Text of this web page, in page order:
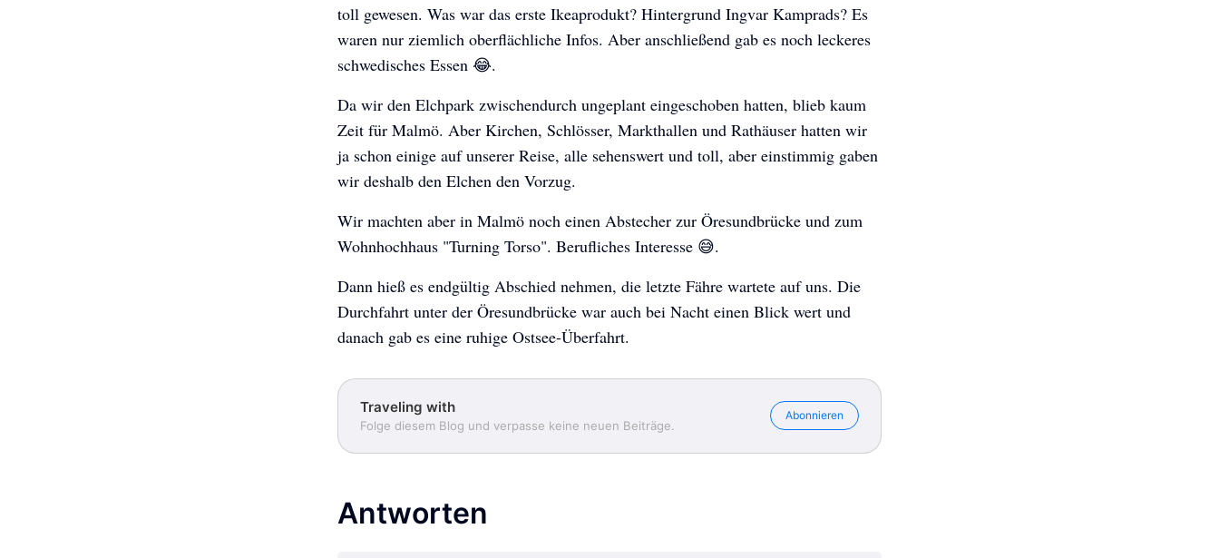
toll gewesen. Was war das erste Ikeaprodukt? Hintergrund Ingvar Kamprads? Es
waren nur ziemlich oberflächliche Infos. Aber anschließend gab es noch leckeres
schwedisches Essen 😂.
Da wir den Elchpark zwischendurch ungeplant eingeschoben hatten, blieb kaum
Zeit für Malmö. Aber Kirchen, Schlösser, Markthallen und Rathäuser hatten wir
ja schon einige auf unserer Reise, alle sehenswert und toll, aber einstimmig gaben
wir deshalb den Elchen den Vorzug.
Wir machten aber in Malmö noch einen Abstecher zur Öresundbrücke und zum
Wohnhochhaus "Turning Torso". Berufliches Interesse 😅.
Dann hieß es endgültig Abschied nehmen, die letzte Fähre wartete auf uns. Die
Durchfahrt unter der Öresundbrücke war auch bei Nacht einen Blick wert und
danach gab es eine ruhige Ostsee-Überfahrt.
Traveling with
Folge diesem Blog und verpasse keine neuen Beiträge.
Abonnieren
Antworten